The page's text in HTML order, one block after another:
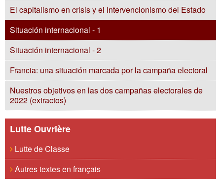
El capitalismo en crisis y el intervencionismo del Estado
Situación internacional - 1
Situación internacional - 2
Francia: una situación marcada por la campaña electoral
Nuestros objetivos en las dos campañas electorales de
2022 (extractos)
Lutte Ouvrière
Lutte de Classe
Autres textes en français